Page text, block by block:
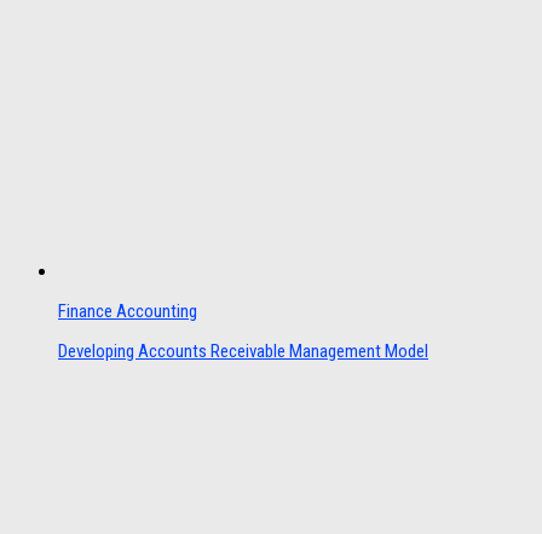
Finance Accounting
Developing Accounts Receivable Management Model